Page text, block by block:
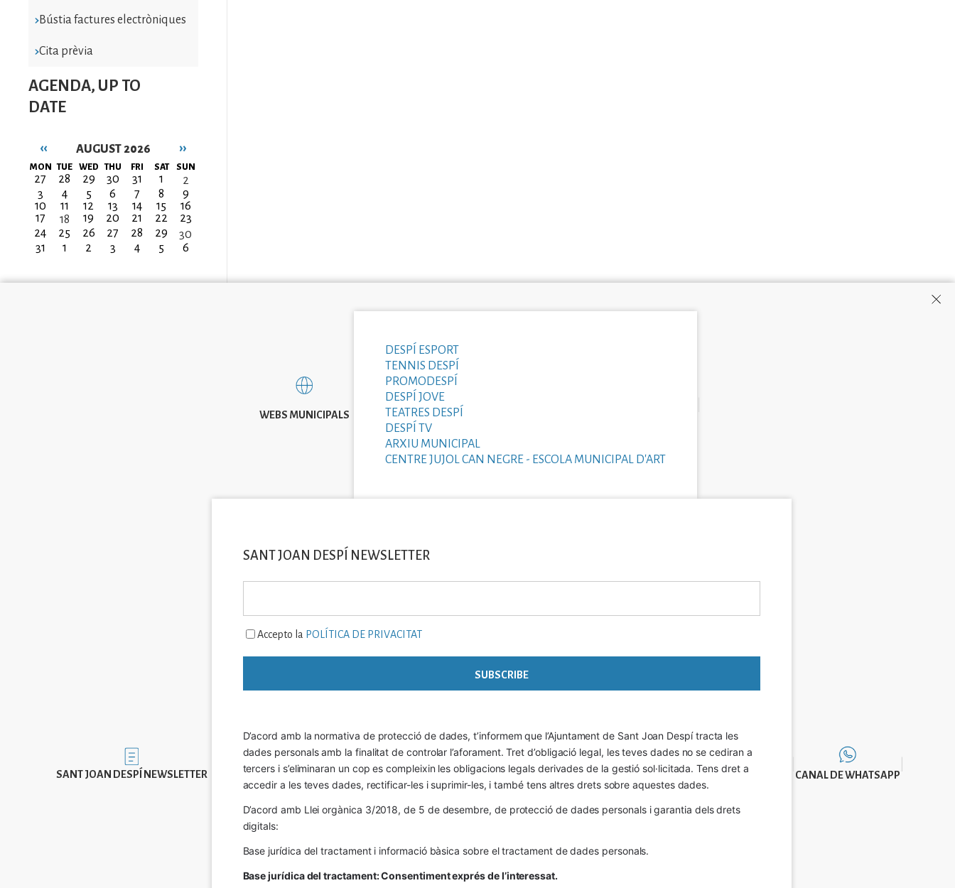
Bústia factures electròniques
Cita prèvia
AGENDA, UP TO
DATE
AUGUST 2026
Pagination
‹‹ ››
MON TUE WED THU FRI SAT SUN
27 28 29 30 31 1
2
3
4 5 6 7 8
9
10
11 12 13 14 15
16
17
18 19 20 21 22
23
24
25 26 27 28 29
30
31
1 2 3 4 5 6
WEBS MUNICIPALS
DESPÍ ESPORT
TENNIS DESPÍ
PROMODESPÍ
DESPÍ JOVE
TEATRES DESPÍ
DESPÍ TV
ARXIU MUNICIPAL
CENTRE JUJOL CAN NEGRE - ESCOLA MUNICIPAL D'ART
Imatge
SANT JOAN DESPÍ NEWSLETTER
SANT JOAN DESPÍ NEWSLETTER
Accepto la POLÍTICA DE PRIVACITAT
D’acord amb la normativa de protecció de dades, t’informem que l’Ajuntament de Sant Joan Despí tracta les
dades personals amb la finalitat de controlar l’aforament. Tret d’obligació legal, les teves dades no se cediran a
tercers i s’eliminaran un cop es compleixin les obligacions legals derivades de la gestió sol·licitada. Tens dret a
accedir a les teves dades, rectificar-les i suprimir-les, i també tens altres drets sobre aquestes dades.
D’acord amb Llei orgànica 3/2018, de 5 de desembre, de protecció de dades personals i garantia dels drets
digitals:
Base jurídica del tractament i informació bàsica sobre el tractament de dades personals.
Base jurídica del tractament: Consentiment exprés de l’interessat.
CANAL DE WHATSAPP